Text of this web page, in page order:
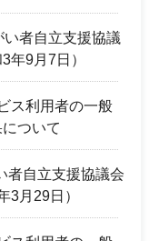
者自立支援協議
年9月7日）
ス利用者の一般
ついて
者自立支援協議会
3月29日）